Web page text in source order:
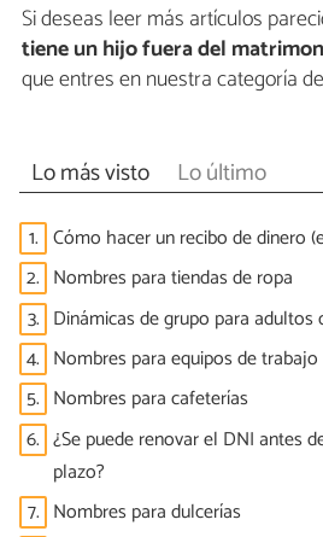
Si deseas leer más artículos
tiene un hijo fuera del
que entres en nuestra categoría de
Lo más visto Lo último
1. Cómo hacer un recibo de dinero
2. Nombres para tiendas de ropa
3. Dinámicas de grupo para adultos
4. Nombres para equipos de trabajo
5. Nombres para cafeterías
6. ¿Se puede renovar el DNI antes
plazo?
7. Nombres para dulcerías